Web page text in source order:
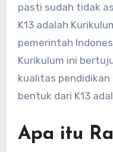
pasti sudah tidak
K13 adalah
pemerintah
Kurikulum ini
kualitas pendidikan
bentuk dari K13
Apa itu